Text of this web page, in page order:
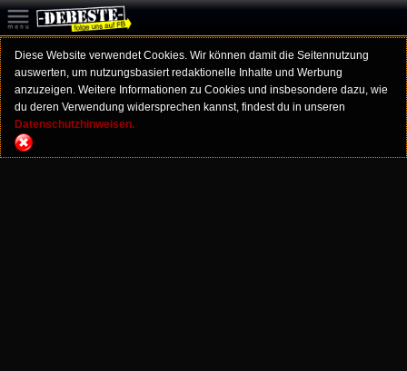
Diese Website verwendet Cookies. Wir können damit die Seitennutzung
auswerten, um nutzungsbasiert redaktionelle Inhalte und Werbung
anzuzeigen. Weitere Informationen zu Cookies und insbesondere dazu, wie
du deren Verwendung widersprechen kannst, findest du in unseren
Datenschutzhinweisen.